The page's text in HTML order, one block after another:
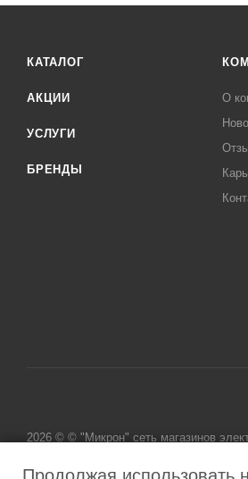
КАТАЛОГ
АКЦИИ
УСЛУГИ
БРЕНДЫ
О
2026 © © "Микрон" сеть магазинов